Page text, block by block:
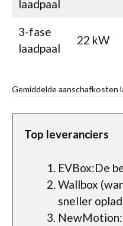
laadpaal
3-fase
laadpaal
22 kW
Gemiddelde aanschafkosten
Top leveranciers
EVBox:De
Wallbox
sneller